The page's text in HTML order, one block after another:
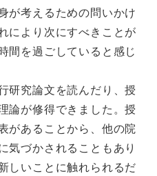
が考えるための問いかけ
により次にすべきことが
間を過ごしていると感じ
研究論文を読んだり、授
論が修得できました。授
があることから、他の院
気づかされることもあり
しいことに触れられるだ